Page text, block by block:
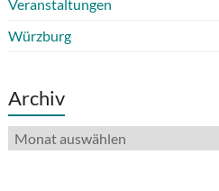
Veranstaltungen
Würzburg
Archiv
Archiv